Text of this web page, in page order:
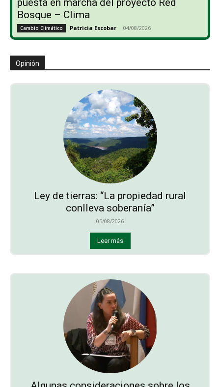
puesta en marcha del proyecto Red
Bosque – Clima
Cambio Climático Patricia Escobar - 04/08/2026
Opinión
Ley de tierras: “La propiedad rural
conlleva soberanía”
05/08/2026
Leer más